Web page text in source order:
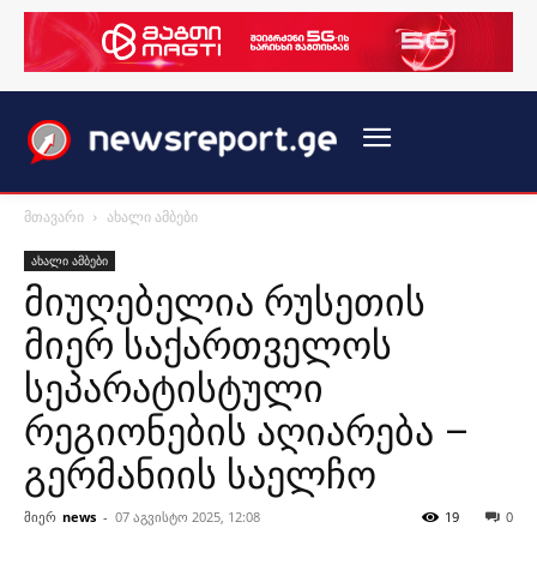
მთავარი ახალი ამბები
ახალი ამბები
მიუღებელია რუსეთის
მიერ საქართველოს
სეპარატისტული
რეგიონების აღიარება –
გერმანიის საელჩო
მიერ news - 07 აგვისტო 2025, 12:08 0
19